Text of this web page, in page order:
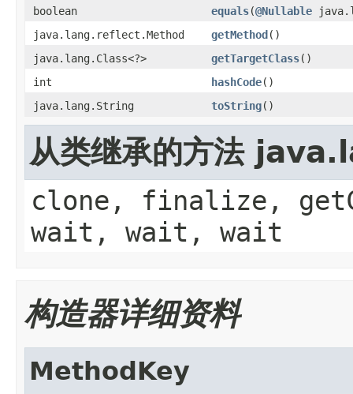
boolean
equals(@Nullable
java.lang.reflect.Method
getMethod()
java.lang.Class<?>
getTargetClass()
int
hashCode()
java.lang.String
toString()
从类继承的方法
clone, finalize,
wait, wait, wait
构造器详细资料
MethodKey